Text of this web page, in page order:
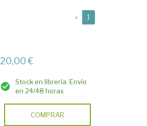
« 1
20,00 €
Stock en librería. Envío
en 24/48 horas
COMPRAR